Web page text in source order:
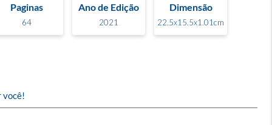
Paginas
64
Ano de Edição
2021
Dimensão
22.5x15.5x1.01cm
você!